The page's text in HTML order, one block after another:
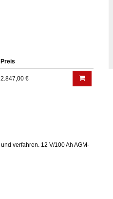
Preis
2.847,00 €
verfahren. 12 V/100 Ah AGM-